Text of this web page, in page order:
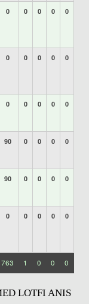
0 0 0 0 0
0 0 0 0 0
0 0 0 0 0
90 0 0 0 0
90 0 0 0 0
0 0 0 0 0
763 1 0 0 0
LOTFI ANIS